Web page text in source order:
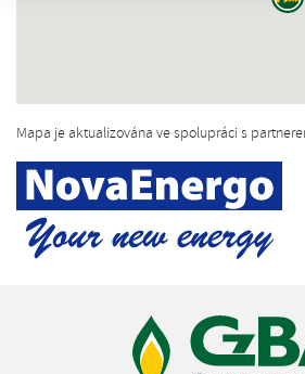
Mapa je aktualizována ve spolupráci s